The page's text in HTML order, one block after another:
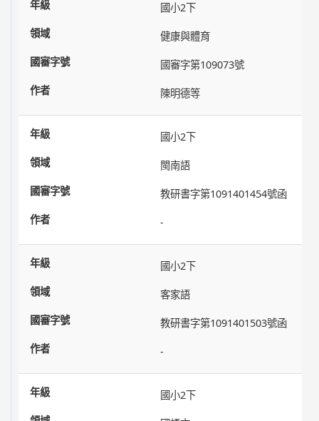
國小2下
健康與體育
國審字第109073號
陳明德等
國小2下
閩南語
教研書字第1091401454號函
-
國小2下
客家語
教研書字第1091401503號函
-
國小2下